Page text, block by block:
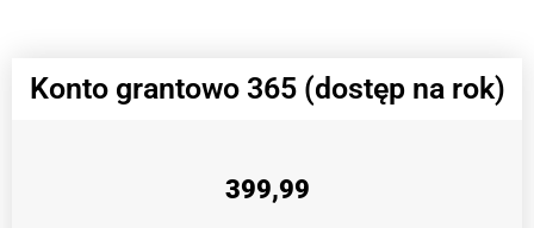
Konto grantowo 365 (dostęp na rok)
399,99